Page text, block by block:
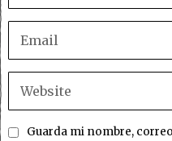
Guarda mi nombre,